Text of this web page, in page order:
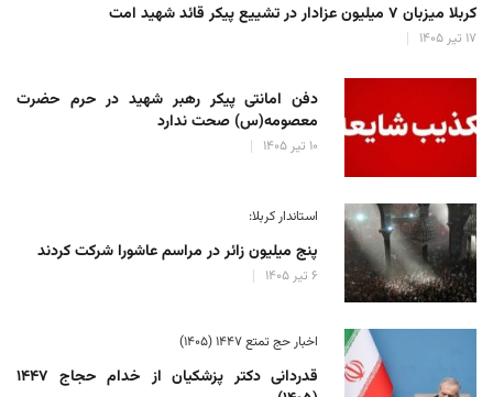
کربلا میزبان ۷ میلیون عزادار در تشییع پیکر قائد شهید امت
۱۷ تیر ۱۴۰۵
دفن امانتی پیکر رهبر شهید در حرم حضرت
معصومه(س) صحت ندارد
۱۰ تیر ۱۴۰۵
استاندار کربلا:
پنج میلیون زائر در مراسم عاشورا شرکت کردند
۶ تیر ۱۴۰۵
اخبار حج تمتع ۱۴۴۷ (۱۴۰۵)
قدردانی دکتر پزشکیان از خدام حجاج ۱۴۴۷